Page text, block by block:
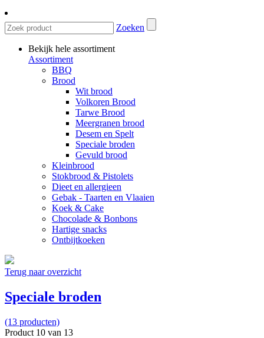
Zoeken
Bekijk hele assortiment
Assortiment
BBQ
Brood
Wit brood
Volkoren Brood
Tarwe Brood
Meergranen brood
Desem en Spelt
Speciale broden
Gevuld brood
Kleinbrood
Stokbrood & Pistolets
Dieet en allergieen
Gebak - Taarten en Vlaaien
Koek & Cake
Chocolade & Bonbons
Hartige snacks
Ontbijtkoeken
Terug naar overzicht
Speciale broden
(13 producten)
Product 10 van 13